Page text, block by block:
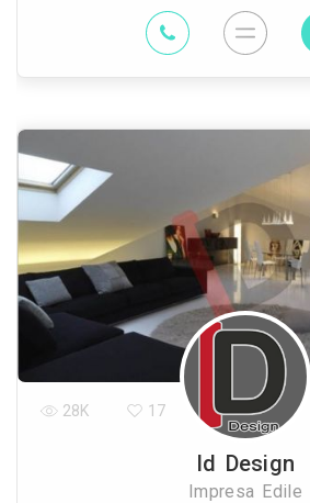
Id Design
Impresa Edile
28K 17